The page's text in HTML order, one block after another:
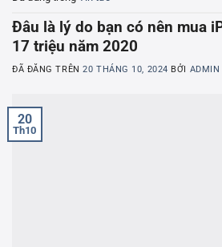
Đâu là lý do bạn có nên mua
17 triệu năm 2020
ĐÃ ĐĂNG TRÊN20 THÁNG 10, 2024 BỞI ADMIN
20
Th10